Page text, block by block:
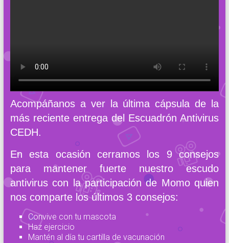
Acompáñanos a ver la última cápsula de la
más reciente entrega del Escuadrón Antivirus
CEDH.
En esta ocasión cerramos los 9 consejos
para mantener fuerte nuestro escudo
antivirus con la participación de Momo quien
nos comparte los últimos 3 consejos:
Convive con tu mascota
Haz ejercicio
Mantén al día tu cartilla de vacunación